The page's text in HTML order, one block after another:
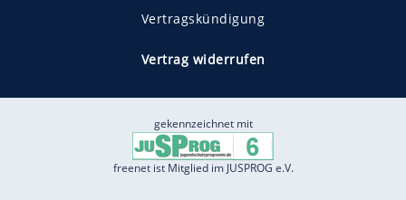
Vertragskündigung
Vertrag widerrufen
gekennzeichnet mit
freenet ist Mitglied im JUSPROG e.V.